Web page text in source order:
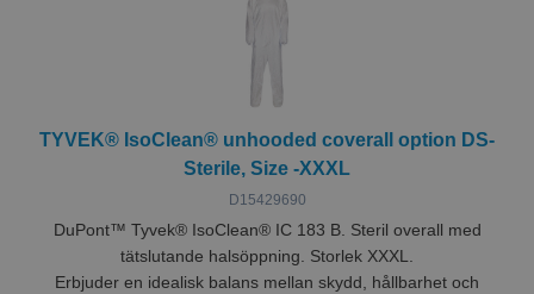
TYVEK® IsoClean® unhooded coverall option DS-
Sterile, Size -XXXL
D15429690
DuPont™ Tyvek® IsoClean® IC 183 B. Steril overall med
tätslutande halsöppning. Storlek XXXL.
Erbjuder en idealisk balans mellan skydd, hållbarhet och